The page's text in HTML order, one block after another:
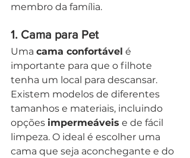
membro da família.
1. Cama para Pet
Uma cama confortável é
importante para que o filhote
tenha um local para descansar.
Existem modelos de diferentes
tamanhos e materiais, incluindo
opções impermeáveis e de fácil
limpeza. O ideal é escolher uma
cama que seja aconchegante e do